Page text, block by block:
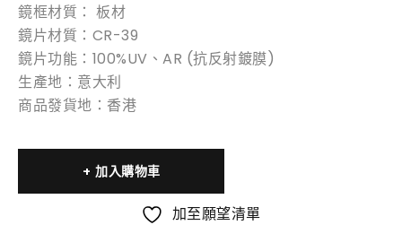
鏡框材質： 板材
鏡片材質：CR-39
鏡片功能：100%UV、AR (抗反射鍍膜)
生產地：意大利
商品發貨地：香港
加入購物車
加至願望清單